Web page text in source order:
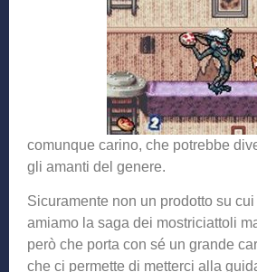
comunque carino, che potrebbe
gli amanti del genere.
Sicuramente non un prodotto su
amiamo la saga dei mostriciattoli
però che porta con sé un grande
che ci permette di metterci alla